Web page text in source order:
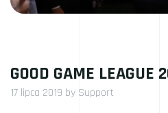
GOOD GAME LEAGUE
17 lipca 2019 by Support